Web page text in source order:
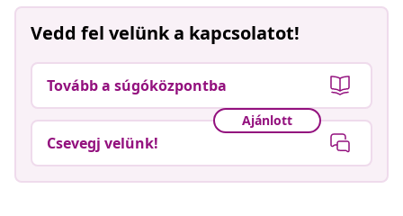
Vedd fel velünk a kapcsolatot!
Tovább a súgóközpontba
Ajánlott
Csevegj velünk!